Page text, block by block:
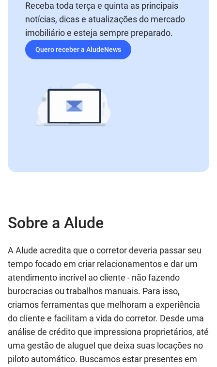
Receba toda terça e quinta as principais
notícias, dicas e atualizações do mercado
imobiliário e esteja sempre preparado.
Quero receber a AludeNews
Sobre a Alude
A Alude acredita que o corretor deveria passar seu
tempo focado em criar relacionamentos e dar um
atendimento incrível ao cliente - não fazendo
burocracias ou trabalhos manuais. Para isso,
criamos ferramentas que melhoram a experiência
do cliente e facilitam a vida do corretor. Desde uma
análise de crédito que impressiona proprietários, até
uma gestão de aluguel que deixa suas locações no
piloto automático. Buscamos estar presentes em